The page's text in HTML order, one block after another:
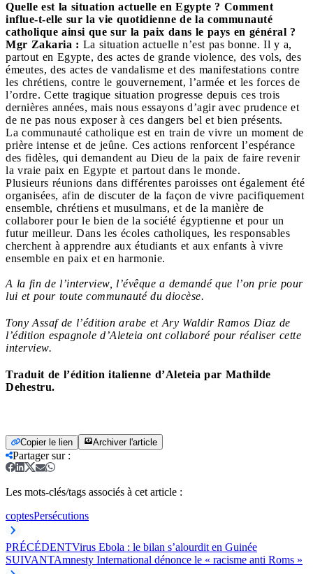
Quelle est la situation actuelle en Egypte ? Comment
influe-t-elle sur la vie quotidienne de la communauté
catholique ainsi que sur la paix dans le pays en général ?
Mgr Zakaria : La situation actuelle n’est pas bonne. Il y a,
partout en Egypte, des actes de grande violence, des vols, des
émeutes, des actes de vandalisme et des manifestations contre
les chrétiens, contre le gouvernement, l’armée et les forces de
l’ordre. Cette tragique situation progresse depuis ces trois
dernières années, mais nous essayons d’agir avec prudence et
de ne pas nous exposer à ces dangers bel et bien présents.
La communauté catholique est en train de vivre un moment de
prière intense et de jeûne. Ces actions renforcent l’espérance
des fidèles, qui demandent au Dieu de la paix de faire revenir
la vraie paix en Egypte et partout dans le monde.
Plusieurs réunions dans différentes paroisses ont également été
organisées, afin de discuter de la façon de vivre pacifiquement
ensemble, chrétiens et musulmans, et de la manière de
collaborer pour le bien de la société égyptienne et pour un
futur meilleur. Dans les écoles catholiques, les responsables
cherchent à apprendre aux étudiants et aux enfants à vivre
ensemble en paix et en harmonie.
A la fin de l’interview, l’évêque a demandé que l’on prie pour
lui et pour toute communauté du diocèse.
Tony Assaf de l’édition arabe et Ary Waldir Ramos Diaz de
l’édition espagnole d’Aleteia ont collaboré pour réaliser cette
interview.
Traduit de l’édition italienne d’Aleteia par Mathilde
Dehestru.
Copier le lien Archiver l'article
Partager sur:
Les mots-clés/tags associés à cet article :
coptesPersécutions
PRÉCÉDENTVirus Ebola : le bilan s’alourdit en Guinée
SUIVANTAmnesty International dénonce le « racisme anti Roms »